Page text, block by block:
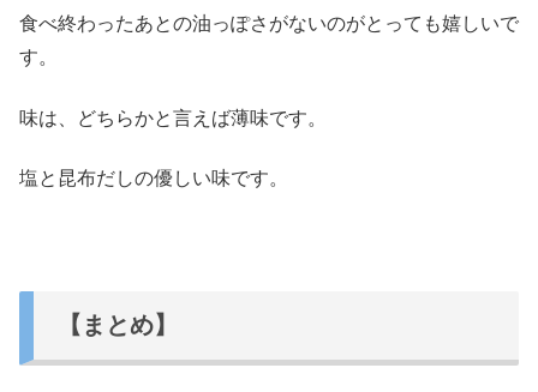
食べ終わったあとの油っぽさがないのがとっても嬉しいで
す。
味は、どちらかと言えば薄味です。
塩と昆布だしの優しい味です。
【まとめ】